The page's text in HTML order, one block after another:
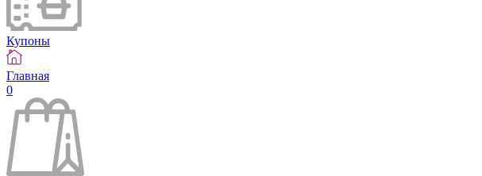
Купоны
Главная
0